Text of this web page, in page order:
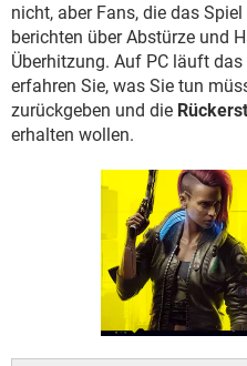
nicht, aber Fans, die das
berichten über Abstürze und
Überhitzung. Auf PC läuft
erfahren Sie, was Sie tun
zurückgeben und die
erhalten wollen.